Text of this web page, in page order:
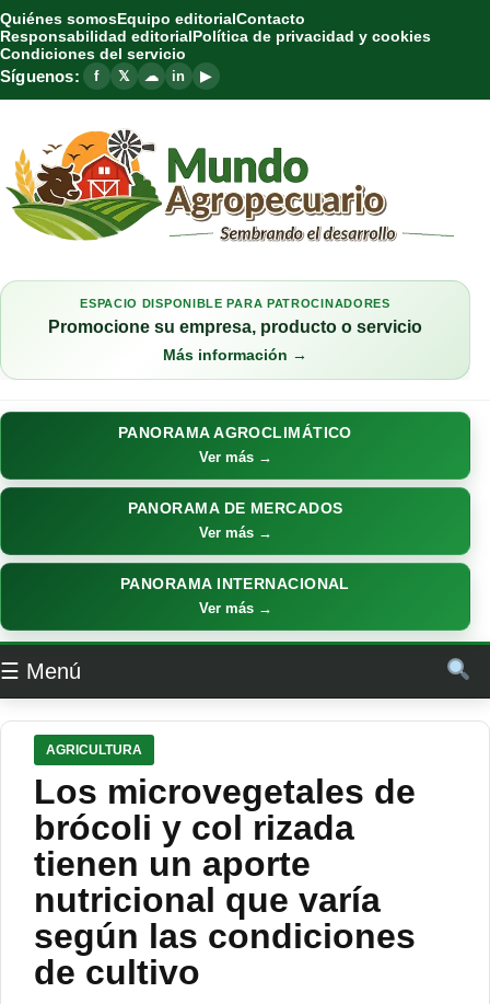
Quiénes somosEquipo editorialContacto
Responsabilidad editorialPolítica de privacidad y cookies
Condiciones del servicio
Síguenos: f 𝕏 ☁ in ▶
ESPACIO DISPONIBLE PARA PATROCINADORES
Promocione su empresa, producto o servicio
Más información →
PANORAMA AGROCLIMÁTICO
Ver más →
PANORAMA DE MERCADOS
Ver más →
PANORAMA INTERNACIONAL
Ver más →
☰ Menú
AGRICULTURA
Los microvegetales de
brócoli y col rizada
tienen un aporte
nutricional que varía
según las condiciones
de cultivo